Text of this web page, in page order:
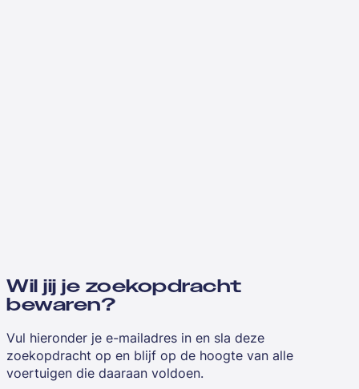
Wil jij je zoekopdracht
bewaren?
Vul hieronder je e-mailadres in en sla deze
zoekopdracht op en blijf op de hoogte van alle
voertuigen die daaraan voldoen.